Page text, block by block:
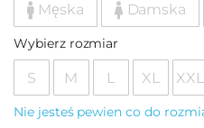
Męska Damska
Wybierz rozmiar
S M L XL XXL
Nie jesteś pewien co do